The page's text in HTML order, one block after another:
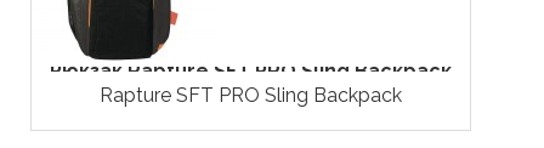
Рюкзак Rapture SFT PRO Sling Backpack
Rapture SFT PRO Sling Backpack